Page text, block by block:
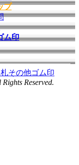
プ
ム印
その他ゴム印
Rights Reserved.